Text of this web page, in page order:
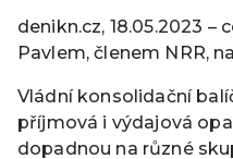
denikn.cz, 18.05.2023 –
Pavlem, členem NRR,
Vládní konsolidační
příjmová i výdajová
dopadnou na různé